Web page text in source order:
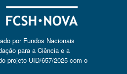
por Fundos Nacionais
para a Ciência e a
projeto UID/657/2025 com o